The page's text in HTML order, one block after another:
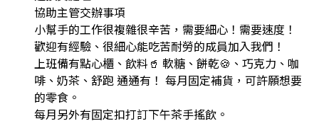
協助主管交辦事項
小幫手的工作很複雜很辛苦，需要細心！需要速度！
歡迎有經驗、很細心能吃苦耐勞的成員加入我們！
上班備有點心櫃、飲料🥤 軟糖、餅乾🍪、巧克力、咖
啡、奶茶、舒跑 通通有！ 每月固定補貨，可許願想要
的零食。
每月另外有固定扣打訂下午茶手搖飲。